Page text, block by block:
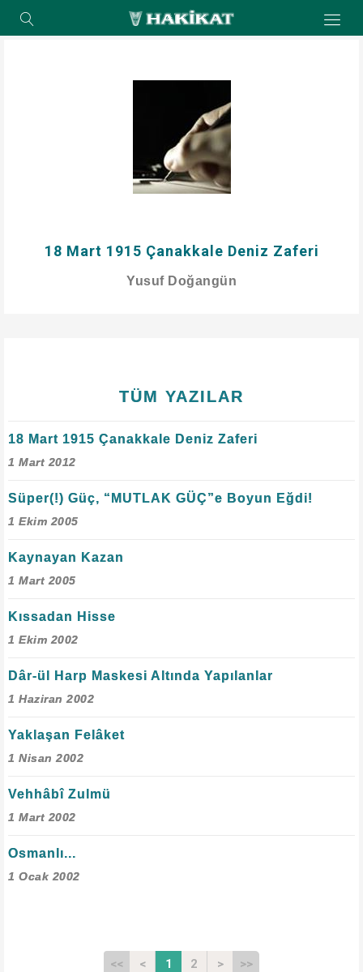
18 Mart 1915 Çanakkale Deniz Zaferi
Yusuf Doğangün
TÜM YAZILAR
18 Mart 1915 Çanakkale Deniz Zaferi
1 Mart 2012
Süper(!) Güç, “MUTLAK GÜÇ”e Boyun Eğdi!
1 Ekim 2005
Kaynayan Kazan
1 Mart 2005
Kıssadan Hisse
1 Ekim 2002
Dâr-ül Harp Maskesi Altında Yapılanlar
1 Haziran 2002
Yaklaşan Felâket
1 Nisan 2002
Vehhâbî Zulmü
1 Mart 2002
Osmanlı...
1 Ocak 2002
<< < 1 2 > >>